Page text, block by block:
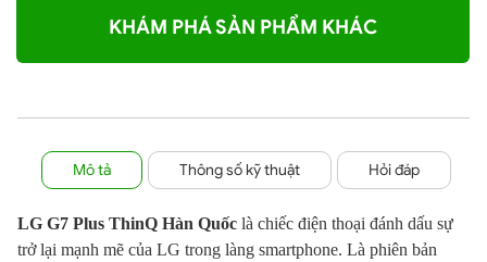
KHÁM PHÁ SẢN PHẨM KHÁC
Mô tả Thông số kỹ thuật Hỏi đáp
LG G7 Plus ThinQ Hàn Quốc là chiếc điện thoại đánh dấu sự
trở lại mạnh mẽ của LG trong làng smartphone. Là phiên bản